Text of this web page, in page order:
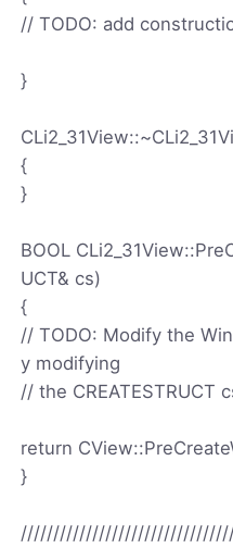
// TODO: add
}
{
}
BOOL
UCT& cs)
{
// TODO: Modify the
y modifying
// the CREATESTRUCT
return
}